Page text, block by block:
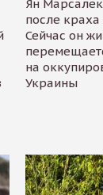
Ян
после
Сейчас он
на
Украины